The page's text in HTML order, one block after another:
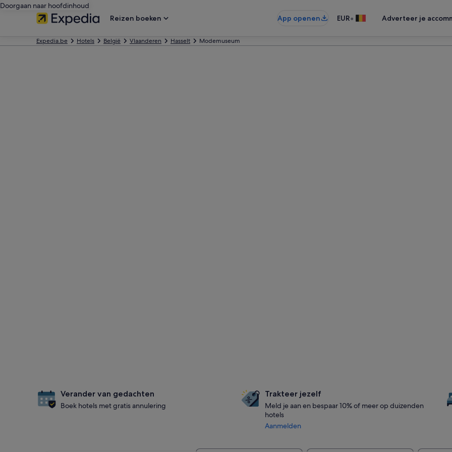
Doorgaan naar hoofdinhoud
Reizen boeken
App openen EUR• Adverteer je
Expedia.be Hotels België Vlaanderen Hasselt Modemuseum
Verander van gedachten
Boek hotels met gratis annulering
Trakteer jezelf
Meld je aan en bespaar 10% of meer op duizenden
hotels
Aanmelden